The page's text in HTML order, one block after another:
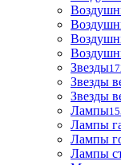
Звезды
Звезды
Звезды
Лампы
Лампы
Лампы
Лампы